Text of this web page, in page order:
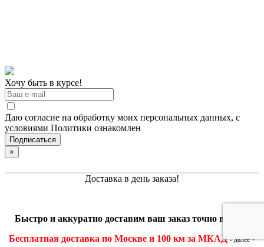
Хочу быть в курсе!
Даю согласие на обработку моих персональных данных, с
условиями Политики ознакомлен
×
Доставка в день заказа!
Быстро и аккуратно доставим ваш заказ точно в срок!
Бесплатная доставка по Москве и 100 км за МКАД - далее +